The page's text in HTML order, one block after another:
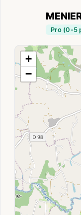
Pro (0-5
+
−